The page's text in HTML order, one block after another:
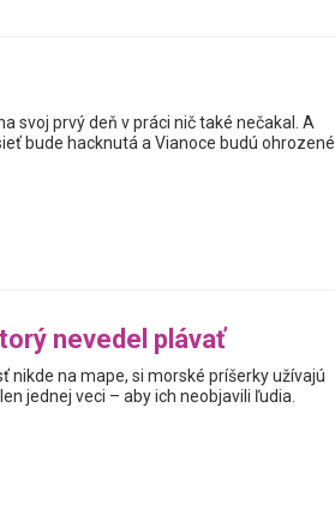
svoj prvý deň v práci nič také nečakal. A
bude hacknutá a Vianoce budú ohrozené.
nevedel plávať
nikde na mape, si morské príšerky užívajú
jednej veci – aby ich neobjavili ľudia.